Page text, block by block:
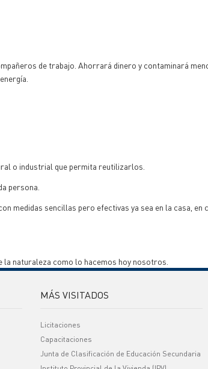
de trabajo. Ahorrará dinero y contaminará
o industrial que permita reutilizarlos.
persona.
medidas sencillas pero efectivas ya sea en la casa,
naturaleza como lo hacemos hoy nosotros.
MÁS VISITADOS
Licitaciones
Capacitaciones
Junta de Clasificación de Educación Secundaria